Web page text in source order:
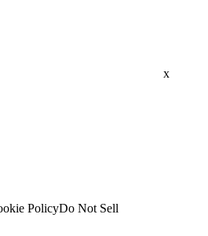
x
PolicyDo Not Sell